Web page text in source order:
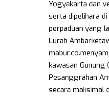
Yogyakarta dan
serta dipelihara di
perpaduan yang
Lurah
kawasan Gunung
Pesanggrahan
secara maksimal